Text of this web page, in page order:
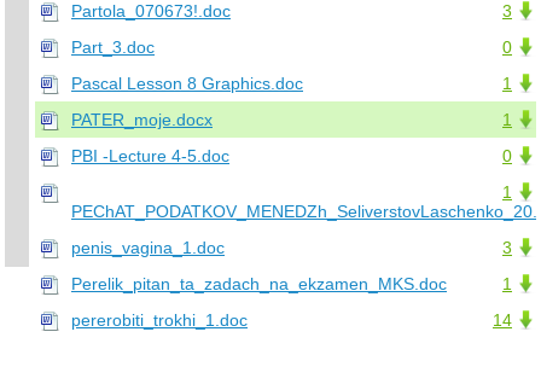
3
Partola_070673!.doc
0
Part_3.doc
1
Pascal Lesson 8 Graphics.doc
1
PATER_moje.docx
0
PBI -Lecture 4-5.doc
1
3
penis_vagina_1.doc
1
Perelik_pitan_ta_zadach_na_ekzamen_MKS.doc
14
pererobiti_trokhi_1.doc